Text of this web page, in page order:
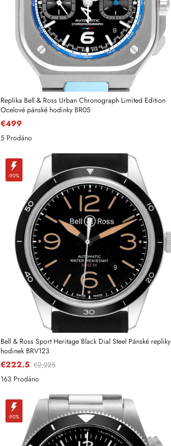
Replika Bell & Ross Urban Chronograph Limited Edition
Ocelové pánské hodinky BR05
€499
5 Prodáno
-90%
Bell & Ross Sport Heritage Black Dial Steel Pánské repliky
hodinek BRV123
€222.5 €2,225
163 Prodáno
-90%